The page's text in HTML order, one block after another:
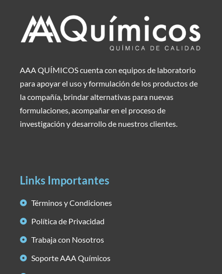
AAA QUÍMICOS cuenta con equipos de laboratorio
para apoyar el uso y formulación de los productos de
la compañía, brindar alternativas para nuevas
formulaciones, acompañar en el proceso de
investigación y desarrollo de nuestros clientes.
Links Importantes
Términos y Condiciones
Política de Privacidad
Trabaja con Nosotros
Soporte AAA Químicos